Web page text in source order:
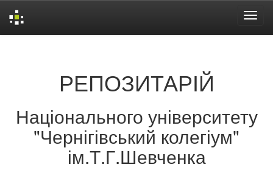
РЕПОЗИТАРІЙ
Національного університету
"Чернігівський колегіум"
ім.Т.Г.Шевченка